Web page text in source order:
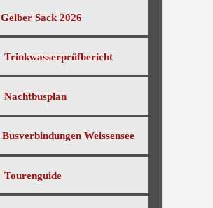
Gelber Sack 2026
Trinkwasserprüfbericht
Nachtbusplan
Busverbindungen Weissensee
Tourenguide